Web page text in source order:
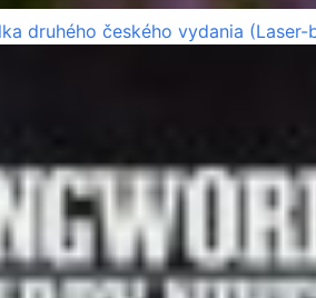
druhého českého vydania (Laser-